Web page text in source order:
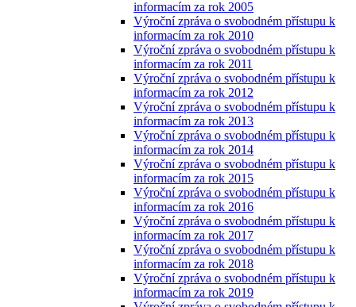
informacím za rok 2005
Výroční zpráva o svobodném přístupu k
informacím za rok 2010
Výroční zpráva o svobodném přístupu k
informacím za rok 2011
Výroční zpráva o svobodném přístupu k
informacím za rok 2012
Výroční zpráva o svobodném přístupu k
informacím za rok 2013
Výroční zpráva o svobodném přístupu k
informacím za rok 2014
Výroční zpráva o svobodném přístupu k
informacím za rok 2015
Výroční zpráva o svobodném přístupu k
informacím za rok 2016
Výroční zpráva o svobodném přístupu k
informacím za rok 2017
Výroční zpráva o svobodném přístupu k
informacím za rok 2018
Výroční zpráva o svobodném přístupu k
informacím za rok 2019